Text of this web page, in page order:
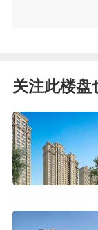
关注此楼盘